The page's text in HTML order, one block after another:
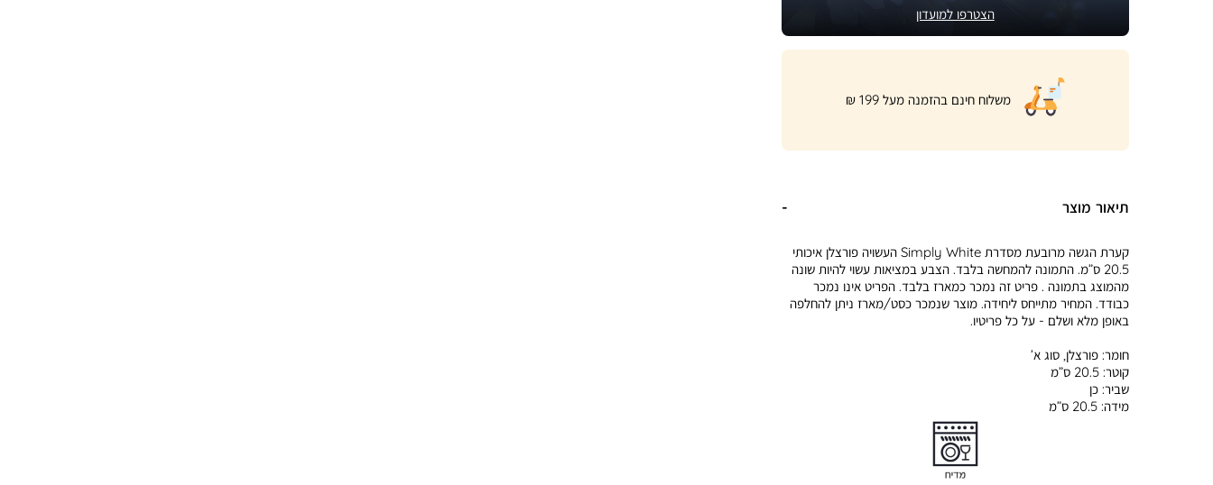
הצטרפו למועדון
|
product
page
banner
משלוח חינם בהזמנה מעל 199 ₪
תיאור מוצר
קערת הגשה מרובעת מסדרת Simply White העשויה פורצלן איכותי
20.5 ס”מ. התמונה להמחשה בלבד. הצבע במציאות עשוי להיות שונה
מהמוצג בתמונה . פריט זה נמכר כמארז בלבד. הפריט אינו נמכר
כבודד. המחיר מתייחס ליחידה. מוצר שנמכר כסט/מארז ניתן להחלפה
באופן מלא ושלם - על כל פריטיו.
חומר:פורצלן, סוג א’
קוטר:20.5 ס”מ
שביר:כן
מידה:20.5 ס”מ